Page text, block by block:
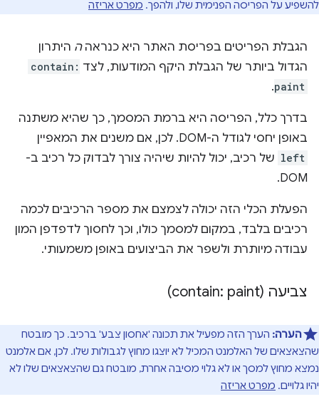
להשפיע על הפריסה הפנימית שלו, ולהפך. מפרט אריזה
הגבלת הפריטים בפריסת האתר היא כנראהה היתרון
הגדול ביותר של הגבלת היקף המודעות, לצד contain:
paint
.
בדרך כלל, הפריסה היא ברמת המסמך, כך שהיא משתנה
באופן יחסי לגודל ה-DOM. לכן, אם משנים את המאפיין
left של רכיב, יכול להיות שיהיה צורך לבדוק כל רכיב ב-
DOM.
הפעלת הכלי הזה יכולה לצמצם את מספר הרכיבים לכמה
רכיבים בלבד, במקום למסמך כולו, וכך לחסוך לדפדפן המון
עבודה מיותרת ולשפר את הביצועים באופן משמעותי.
צביעה (contain: paint)
הערה: הערך הזה מפעיל את תכונה 'אחסון צבע' ברכיב. כך מובטח
שהצאצאים של האלמנט המכיל לא יוצגו מחוץ לגבולות שלו. לכן, אם אלמנט
נמצא מחוץ למסך או לא גלוי מסיבה אחרת, מובטח גם שהצאצאים שלו לא
יהיו גלויים. מפרט אריזה